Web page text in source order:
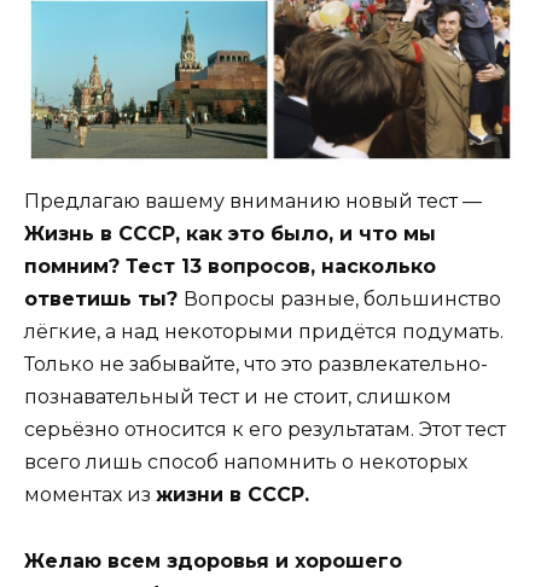
Предлагаю вашему вниманию новый тест —
Жизнь в СССР, как это было, и что мы
помним? Тест 13 вопросов, насколько
ответишь ты? Вопросы разные, большинство
лёгкие, а над некоторыми придётся подумать.
Только не забывайте, что это развлекательно-
познавательный тест и не стоит, слишком
серьёзно относится к его результатам. Этот тест
всего лишь способ напомнить о некоторых
моментах из жизни в СССР.
Желаю всем здоровья и хорошего